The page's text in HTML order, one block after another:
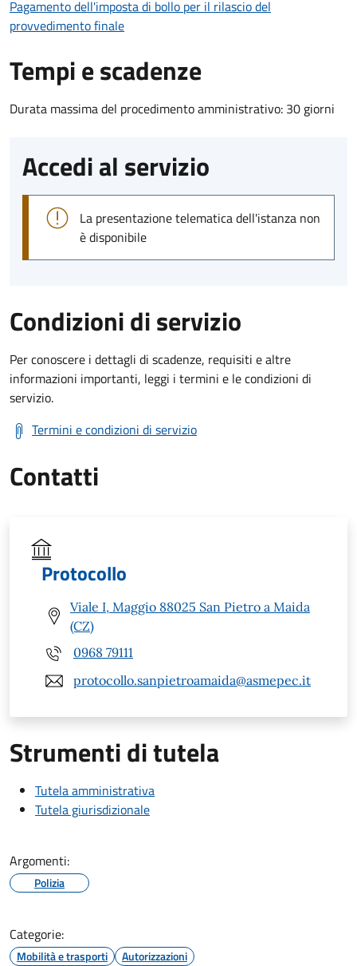
Pagamento dell'imposta di bollo per il rilascio del
provvedimento finale
Tempi e scadenze
Durata massima del procedimento amministrativo: 30 giorni
Accedi al servizio
La presentazione telematica dell'istanza non
è disponibile
Condizioni di servizio
Per conoscere i dettagli di scadenze, requisiti e altre
informazioni importanti, leggi i termini e le condizioni di
servizio.
Termini e condizioni di servizio
Contatti
Protocollo
Viale I, Maggio 88025 San Pietro a Maida
(CZ)
0968 79111
protocollo.sanpietroamaida@asmepec.it
Strumenti di tutela
Tutela amministrativa
Tutela giurisdizionale
Argomenti:
Polizia
Categorie:
Mobilità e trasporti Autorizzazioni